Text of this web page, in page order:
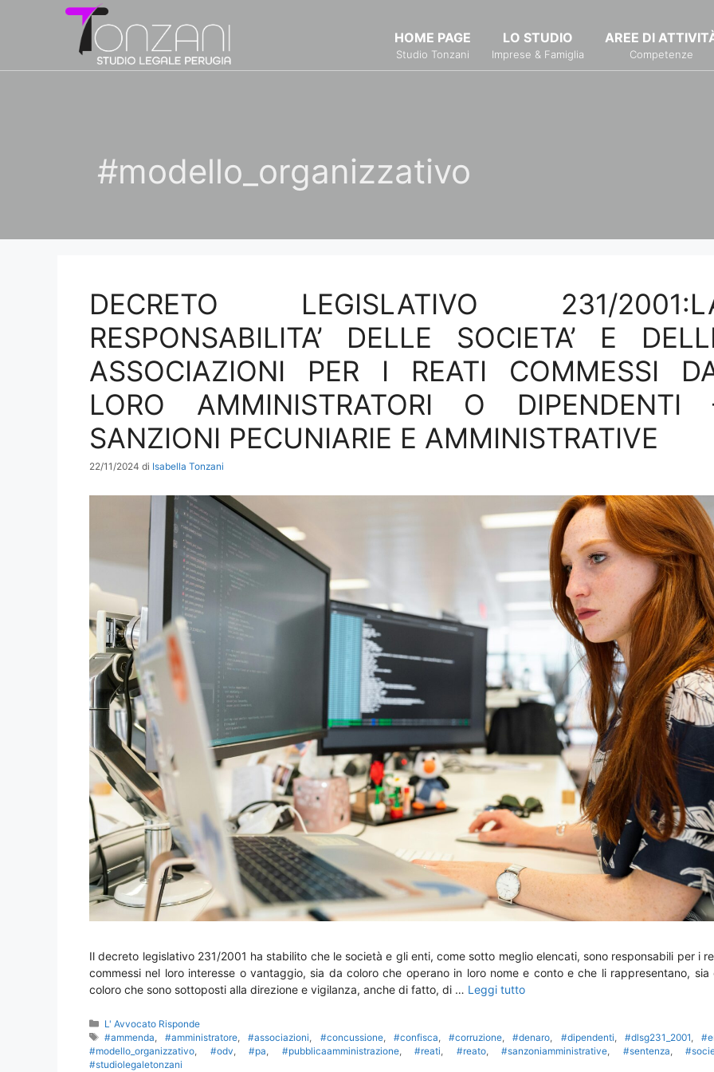
HOME PAGE
Studio Tonzani
LO STUDIO
Imprese & Famiglia
AREE DI
Competenze
#modello_organizzativo
DECRETO LEGISLATIVO 231/
RESPONSABILITA’ DELLE SOCIETA’ E
ASSOCIAZIONI PER I REATI COMMESSI
LORO AMMINISTRATORI O DIPENDENTI
SANZIONI PECUNIARIE E AMMINISTRATIVE
22/11/2024 di Isabella Tonzani
Il decreto legislativo 231/2001 ha stabilito che le società e gli enti, come sotto meglio elencati, sono responsabili per i
commessi nel loro interesse o vantaggio, sia da coloro che operano in loro nome e conto e che li rappresentano, sia
coloro che sono sottoposti alla direzione e vigilanza, anche di fatto, di … Leggi tutto
Categorie
L' Avvocato Risponde
Tag
#ammenda ,#amministratore ,#associazioni #concussione, #confisca ,#corruzione ,#denaro #dipendenti #dlsg231_2001 ,
#modello_organizzativo
#odv #pa #pubblicaamministrazione, #reati #reato, #sanzoniamministrative #sentenza
#studiolegaletonzani